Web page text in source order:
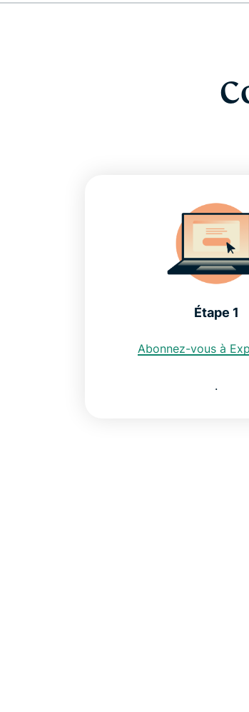
Étape 1
Abonnez-vous à
.